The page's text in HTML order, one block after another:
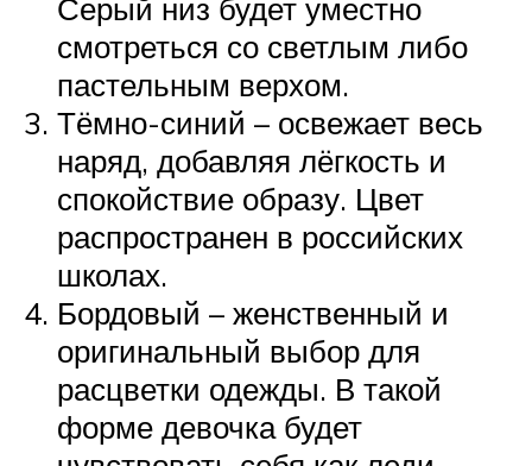
Серый низ будет уместно
смотреться со светлым либо
пастельным верхом.
Тёмно-синий – освежает весь
наряд, добавляя лёгкость и
спокойствие образу. Цвет
распространен в российских
школах.
Бордовый – женственный и
оригинальный выбор для
расцветки одежды. В такой
форме девочка будет